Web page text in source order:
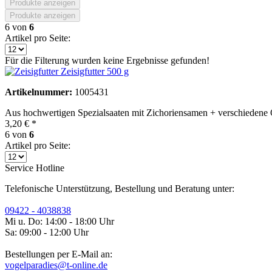
Produkte anzeigen
Produkte anzeigen
6 von 6
Artikel pro Seite:
Für die Filterung wurden keine Ergebnisse gefunden!
Zeisigfutter 500 g
Artikelnummer: 1005431
Aus hochwertigen Spezialsaaten mit Zichoriensamen + verschiedene
3,20 € *
6 von 6
Artikel pro Seite:
Service Hotline
Telefonische Unterstützung, Bestellung und Beratung unter:
09422 - 4038838
Mi u. Do: 14:00 - 18:00 Uhr
Sa: 09:00 - 12:00 Uhr
Bestellungen per E-Mail an:
vogelparadies@t-online.de